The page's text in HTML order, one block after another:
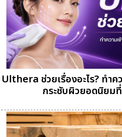
Ulthera ช่วยเรื่องอะไร? ทำ
กระชับผิวยอดนิยม